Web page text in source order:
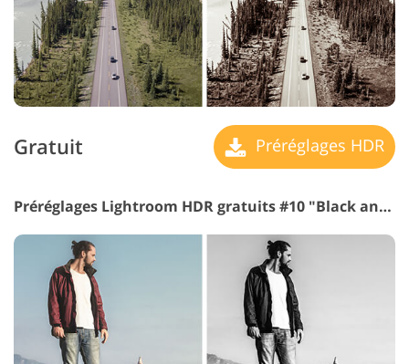
Gratuit Préréglages HDR
Préréglages Lightroom HDR gratuits #10 "Black and White Medium"